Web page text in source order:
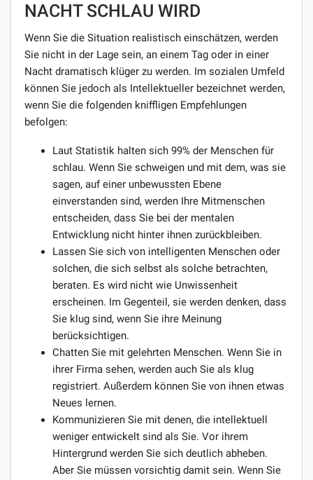
NACHT SCHLAU WIRD
Wenn Sie die Situation realistisch einschätzen, werden
Sie nicht in der Lage sein, an einem Tag oder in einer
Nacht dramatisch klüger zu werden. Im sozialen Umfeld
können Sie jedoch als Intellektueller bezeichnet werden,
wenn Sie die folgenden kniffligen Empfehlungen
befolgen:
Laut Statistik halten sich 99% der Menschen für
schlau. Wenn Sie schweigen und mit dem, was sie
sagen, auf einer unbewussten Ebene
einverstanden sind, werden Ihre Mitmenschen
entscheiden, dass Sie bei der mentalen
Entwicklung nicht hinter ihnen zurückbleiben.
Lassen Sie sich von intelligenten Menschen oder
solchen, die sich selbst als solche betrachten,
beraten. Es wird nicht wie Unwissenheit
erscheinen. Im Gegenteil, sie werden denken, dass
Sie klug sind, wenn Sie ihre Meinung
berücksichtigen.
Chatten Sie mit gelehrten Menschen. Wenn Sie in
ihrer Firma sehen, werden auch Sie als klug
registriert. Außerdem können Sie von ihnen etwas
Neues lernen.
Kommunizieren Sie mit denen, die intellektuell
weniger entwickelt sind als Sie. Vor ihrem
Hintergrund werden Sie sich deutlich abheben.
Aber Sie müssen vorsichtig damit sein. Wenn Sie